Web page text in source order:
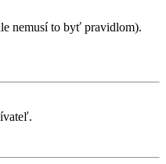
nemusí to byť pravidlom).